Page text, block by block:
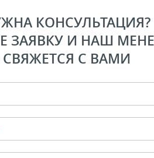
КОНСУЛЬТАЦИЯ?
ЗАЯВКУ И НАШ
СВЯЖЕТСЯ С ВАМИ